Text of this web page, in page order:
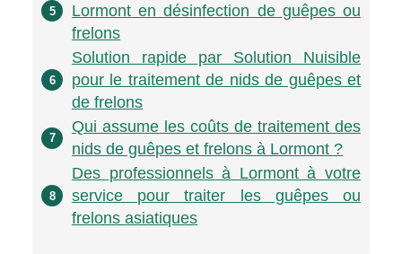
5
Lormont en désinfection de guêpes ou
frelons
6
Solution rapide par Solution Nuisible
pour le traitement de nids de guêpes et
de frelons
7
Qui assume les coûts de traitement des
nids de guêpes et frelons à Lormont ?
8
Des professionnels à Lormont à votre
service pour traiter les guêpes ou
frelons asiatiques